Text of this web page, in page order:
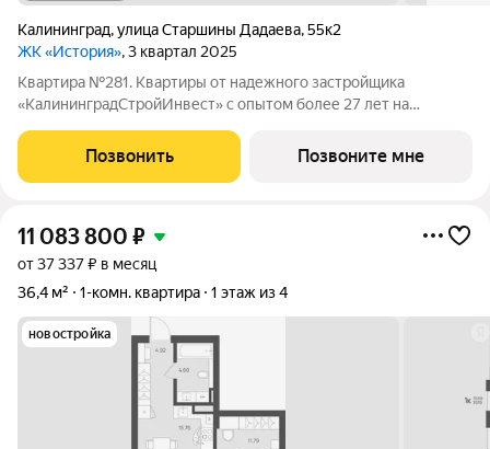
Калининград,улица Старшины Дадаева,55к2
ЖК «История», 3 квартал 2025
Квартира №281. Квартиры от надежного застройщика
«КалининградСтройИнвест» с опытом более 27 лет на
двух девятиэтажных домов
Позвонить Позвоните мне
11 083 800 ₽
от 37 337 ₽ в месяц
36,4 м²
1-комн. квартира 1 этаж из 4
новостройка